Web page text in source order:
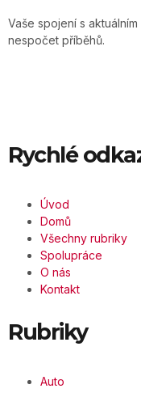
Vaše spojení s
nespočet příběhů.
Rychlé
Úvod
Domů
Všechny rubriky
Spolupráce
O nás
Kontakt
Rubriky
Auto